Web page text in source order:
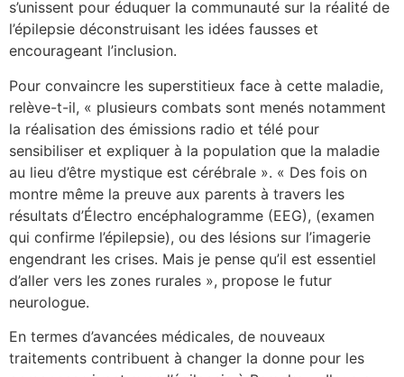
s’unissent pour éduquer la communauté sur la réalité de
l’épilepsie déconstruisant les idées fausses et
encourageant l’inclusion.
Pour convaincre les superstitieux face à cette maladie,
relève-t-il, « plusieurs combats sont menés notamment
la réalisation des émissions radio et télé pour
sensibiliser et expliquer à la population que la maladie
au lieu d’être mystique est cérébrale ». « Des fois on
montre même la preuve aux parents à travers les
résultats d’Électro encéphalogramme (EEG), (examen
qui confirme l’épilepsie), ou des lésions sur l’imagerie
engendrant les crises. Mais je pense qu’il est essentiel
d’aller vers les zones rurales », propose le futur
neurologue.
En termes d’avancées médicales, de nouveaux
traitements contribuent à changer la donne pour les